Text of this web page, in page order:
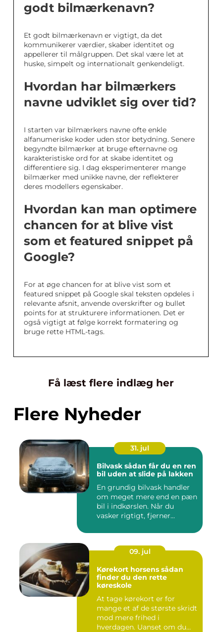
godt bilmærkenavn?
Et godt bilmærkenavn er vigtigt, da det
kommunikerer værdier, skaber identitet og
appellerer til målgruppen. Det skal være let at
huske, simpelt og internationalt genkendeligt.
Hvordan har bilmærkers
navne udviklet sig over tid?
I starten var bilmærkers navne ofte enkle
alfanumeriske koder uden stor betydning. Senere
begyndte bilmærker at bruge efternavne og
karakteristiske ord for at skabe identitet og
differentiere sig. I dag eksperimenterer mange
bilmærker med unikke navne, der reflekterer
deres modellers egenskaber.
Hvordan kan man optimere
chancen for at blive vist
som et featured snippet på
Google?
For at øge chancen for at blive vist som et
featured snippet på Google skal teksten opdeles i
relevante afsnit, anvende overskrifter og bullet
points for at strukturere informationen. Det er
også vigtigt at følge korrekt formatering og
bruge rette HTML-tags.
Få læst flere indlæg her
Flere Nyheder
31. jul
Bilvask sådan får du en ren
bil uden at slide på lakken
En grundig bilvask handler
om meget mere end en pæn
bil i indkørslen. Når du
vasker rigtigt, fjerner...
09. jul
Kørekort horsens sådan
finder du den rette
køreskole
At tage kørekort er for
mange et af de største skridt
mod mere frihed i
hverdagen. Uanset om du